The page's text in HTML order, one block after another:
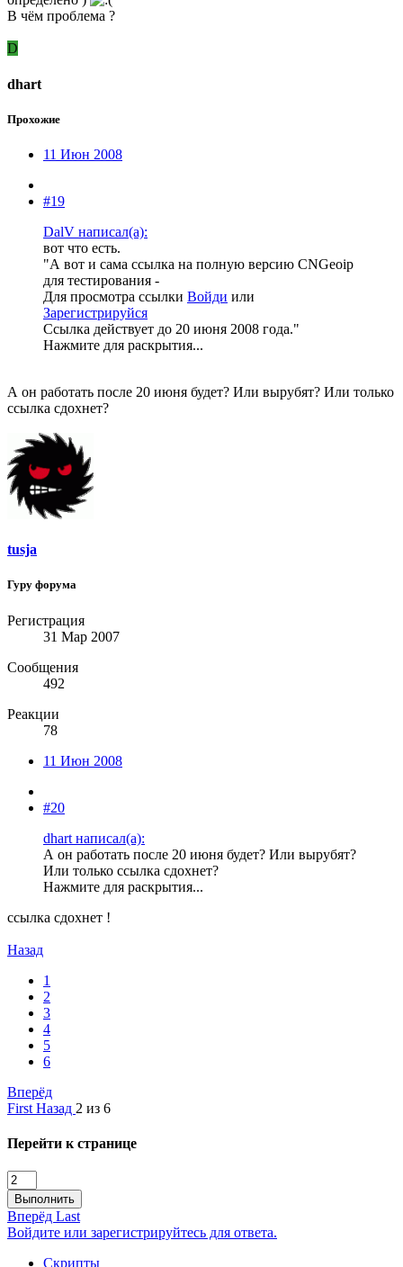
В чём проблема ?
D
dhart
Прохожие
11 Июн 2008
#19
DalV написал(а):
вот что есть.
"А вот и сама ссылка на полную версию CNGeoip
для тестирования -
Для просмотра ссылки Войди или
Зарегистрируйся
Ссылка действует до 20 июня 2008 года."
Нажмите для раскрытия...
А он работать после 20 июня будет? Или вырубят? Или только
ссылка сдохнет?
tusja
Гуру форума
Регистрация
31 Мар 2007
Сообщения
492
Реакции
78
11 Июн 2008
#20
dhart написал(а):
А он работать после 20 июня будет? Или вырубят?
Или только ссылка сдохнет?
Нажмите для раскрытия...
ссылка сдохнет !
Назад
1
2
3
4
5
6
Вперёд
First Назад 2 из 6
Перейти к странице
Выполнить
Вперёд Last
Войдите или зарегистрируйтесь для ответа.
Скрипты